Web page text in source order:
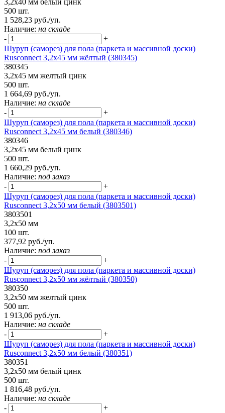
3,2х40 мм белый цинк
500 шт.
1 528,23 руб./уп.
Наличие: на складе
-
+
Шуруп (саморез) для пола (паркета и массивной доски)
Rusconnect 3,2х45 мм жёлтый (380345)
380345
3,2х45 мм желтый цинк
500 шт.
1 664,69 руб./уп.
Наличие: на складе
-
+
Шуруп (саморез) для пола (паркета и массивной доски)
Rusconnect 3,2х45 мм белый (380346)
380346
3,2х45 мм белый цинк
500 шт.
1 660,29 руб./уп.
Наличие: под заказ
-
+
Шуруп (саморез) для пола (паркета и массивной доски)
Rusconnect 3,2х50 мм белый (3803501)
3803501
3,2х50 мм
100 шт.
377,92 руб./уп.
Наличие: под заказ
-
+
Шуруп (саморез) для пола (паркета и массивной доски)
Rusconnect 3,2х50 мм жёлтый (380350)
380350
3,2х50 мм желтый цинк
500 шт.
1 913,06 руб./уп.
Наличие: на складе
-
+
Шуруп (саморез) для пола (паркета и массивной доски)
Rusconnect 3,2х50 мм белый (380351)
380351
3,2х50 мм белый цинк
500 шт.
1 816,48 руб./уп.
Наличие: на складе
-
+